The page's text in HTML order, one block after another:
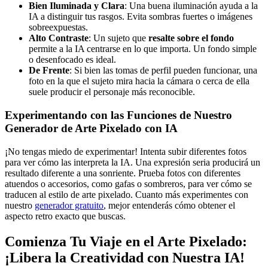
Bien Iluminada y Clara: Una buena iluminación ayuda a la
IA a distinguir tus rasgos. Evita sombras fuertes o imágenes
sobreexpuestas.
Alto Contraste: Un sujeto que resalte sobre el fondo
permite a la IA centrarse en lo que importa. Un fondo simple
o desenfocado es ideal.
De Frente: Si bien las tomas de perfil pueden funcionar, una
foto en la que el sujeto mira hacia la cámara o cerca de ella
suele producir el personaje más reconocible.
Experimentando con las Funciones de Nuestro
Generador de Arte Pixelado con IA
¡No tengas miedo de experimentar! Intenta subir diferentes fotos
para ver cómo las interpreta la IA. Una expresión seria producirá un
resultado diferente a una sonriente. Prueba fotos con diferentes
atuendos o accesorios, como gafas o sombreros, para ver cómo se
traducen al estilo de arte pixelado. Cuanto más experimentes con
nuestro generador gratuito, mejor entenderás cómo obtener el
aspecto retro exacto que buscas.
Comienza Tu Viaje en el Arte Pixelado:
¡Libera la Creatividad con Nuestra IA!